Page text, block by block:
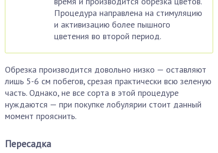
Процедура направлена на стимуляцию
и активизацию более пышного
цветения во второй период.
Обрезка производится довольно низко — оставляют
лишь 5-6 см побегов, срезая практически всю зеленую
часть. Однако, не все сорта в этой процедуре
нуждаются — при покупке лобулярии стоит данный
момент прояснить.
Пересадка